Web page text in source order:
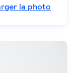
la photo